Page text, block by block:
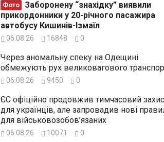
Фото
прикордонники у 20-річного пасажира
автобусу Кишинів-Ізмаїл
06.08.26 16848 0
Через аномальну спеку на Одещині
обмежують рух великовагового
06.08.26 9450 0
ЄС офіційно продовжив тимчасовий
для українців, але запровадив нові
для військовозобов’язаних
06.08.26 10071 0